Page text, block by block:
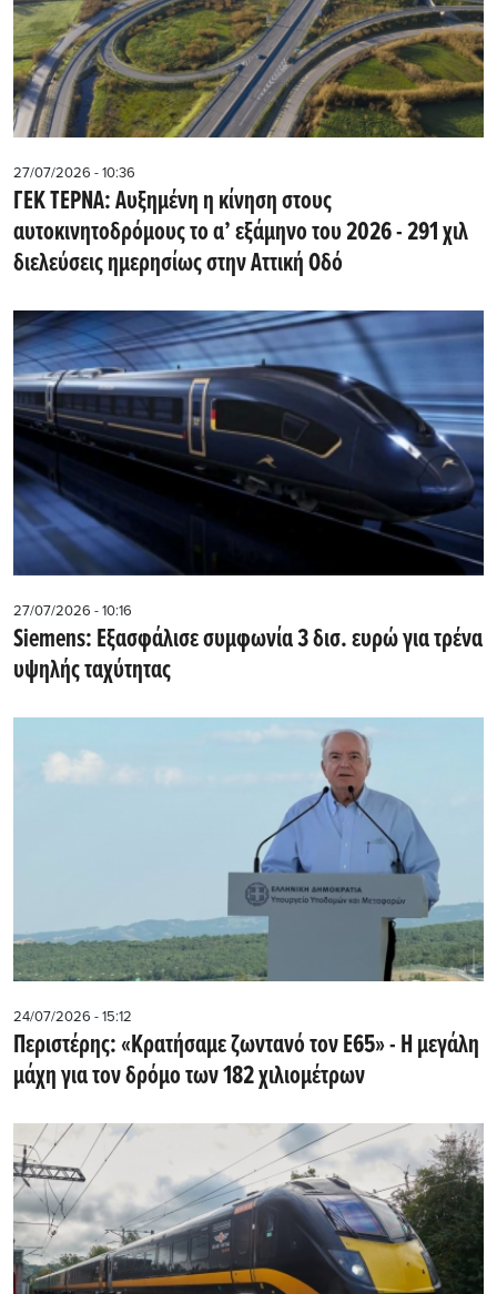
27/07/2026 - 10:36
ΓΕΚ ΤΕΡΝΑ: Αυξημένη η κίνηση στους
αυτοκινητοδρόμους το α’ εξάμηνο του 2026 - 291 χιλ
διελεύσεις ημερησίως στην Αττική Οδό
27/07/2026 - 10:16
Siemens: Εξασφάλισε συμφωνία 3 δισ. ευρώ για τρένα
υψηλής ταχύτητας
24/07/2026 - 15:12
Περιστέρης: «Κρατήσαμε ζωντανό τον Ε65» - Η μεγάλη
μάχη για τον δρόμο των 182 χιλιομέτρων